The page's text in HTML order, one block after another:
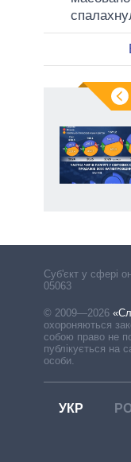
Cуб'єкт у сфері
05063
© 2009—2026
охороняються
собою право не
публікується на
особи.
УКР